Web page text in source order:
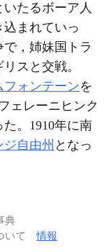
いたるボーア人
まれていっ
，姉妹国トラ
スと交戦。
フォンテーンを
ェレーニヒンク
。1910年に南
ジ自由州 となっ
典
ついて情報